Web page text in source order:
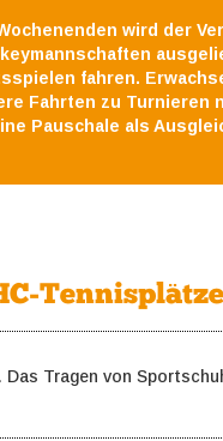
wird der
fahren.
Fahrten zu Turnieren
Pauschale als
Tennisplätze
Tragen von